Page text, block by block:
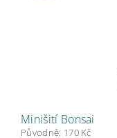
Minišití Bonsai
Původně: 170 Kč